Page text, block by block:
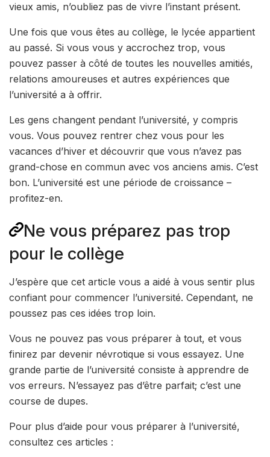
vieux amis, n’oubliez pas de vivre l’instant présent.
Une fois que vous êtes au collège, le lycée appartient
au passé. Si vous vous y accrochez trop, vous
pouvez passer à côté de toutes les nouvelles amitiés,
relations amoureuses et autres expériences que
l’université a à offrir.
Les gens changent pendant l’université, y compris
vous. Vous pouvez rentrer chez vous pour les
vacances d’hiver et découvrir que vous n’avez pas
grand-chose en commun avec vos anciens amis. C’est
bon. L’université est une période de croissance –
profitez-en.
Ne vous préparez pas trop
pour le collège
J’espère que cet article vous a aidé à vous sentir plus
confiant pour commencer l’université. Cependant, ne
poussez pas ces idées trop loin.
Vous ne pouvez pas vous préparer à tout, et vous
finirez par devenir névrotique si vous essayez. Une
grande partie de l’université consiste à apprendre de
vos erreurs. N’essayez pas d’être parfait; c’est une
course de dupes.
Pour plus d’aide pour vous préparer à l’université,
consultez ces articles :